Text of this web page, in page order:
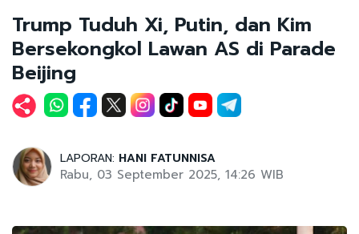
Trump Tuduh Xi, Putin, dan Kim
Bersekongkol Lawan AS di Parade
Beijing
LAPORAN: HANI FATUNNISA
Rabu, 03 September 2025, 14:26 WIB